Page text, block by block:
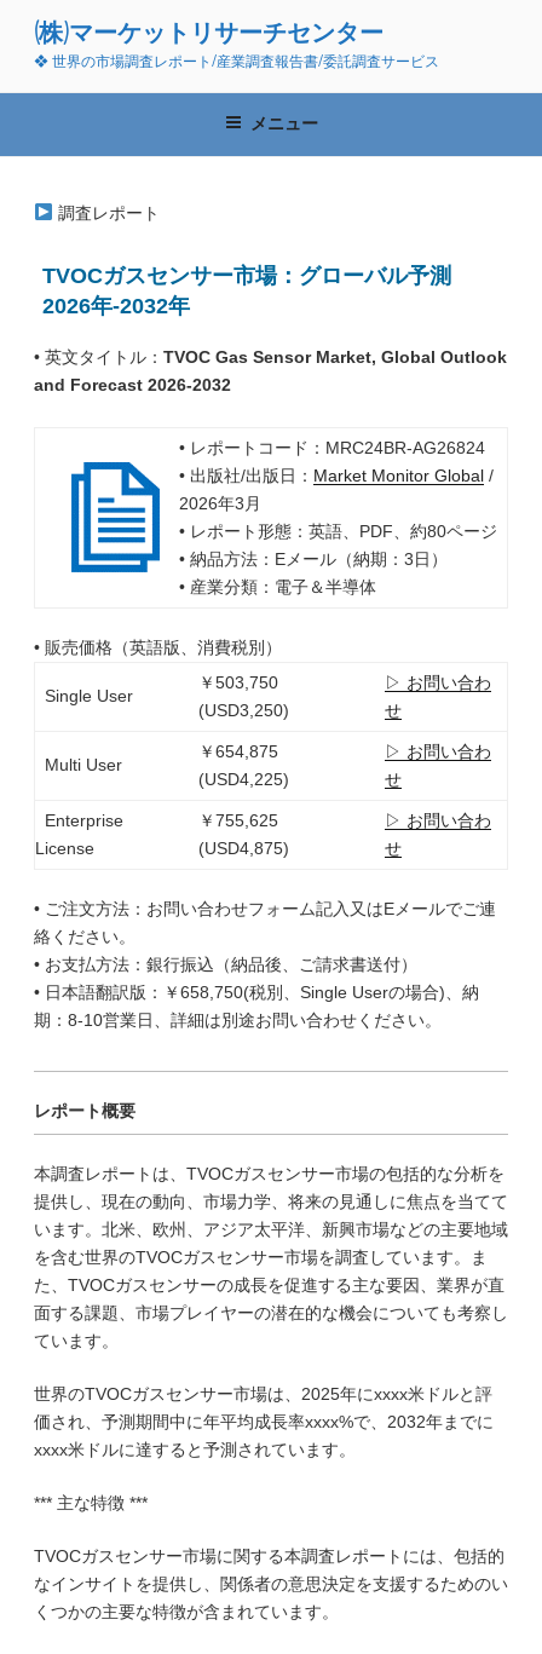
ン
(株)マーケットリサーチセンター
❖ 世界の市場調査レポート/産業調査報告書/委託調査サービス
メニュー
調査レポート
TVOCガスセンサー市場：グローバル予測
2026年-2032年
• 英文タイトル： TVOC Gas Sensor Market, Global Outlook
and Forecast 2026-2032
• レポートコード：MRC24BR-AG26824
• 出版社/出版日： Market Monitor Global/
2026年3月
• レポート形態：英語、PDF、約80ページ
• 納品方法：Eメール（納期：3日）
• 産業分類：電子＆半導体
• 販売価格（英語版、消費税別）
Single User
￥503,750
(USD3,250)
▷ お問い合わ
せ
Multi User
￥654,875
(USD4,225)
▷ お問い合わ
せ
Enterprise
License
￥755,625
(USD4,875)
▷ お問い合わ
せ
• ご注文方法：お問い合わせフォーム記入又はEメールでご連
絡ください。
• お支払方法：銀行振込（納品後、ご請求書送付）
• 日本語翻訳版：￥658,750(税別、Single Userの場合)、納
期：8-10営業日、詳細は別途お問い合わせください。
レポート概要
本調査レポートは、TVOCガスセンサー市場の包括的な分析を
提供し、現在の動向、市場力学、将来の見通しに焦点を当てて
います。北米、欧州、アジア太平洋、新興市場などの主要地域
を含む世界のTVOCガスセンサー市場を調査しています。ま
た、TVOCガスセンサーの成長を促進する主な要因、業界が直
面する課題、市場プレイヤーの潜在的な機会についても考察し
ています。
世界のTVOCガスセンサー市場は、2025年にxxxx米ドルと評
価され、予測期間中に年平均成長率xxxx%で、2032年までに
xxxx米ドルに達すると予測されています。
*** 主な特徴 ***
TVOCガスセンサー市場に関する本調査レポートには、包括的
なインサイトを提供し、関係者の意思決定を支援するためのい
くつかの主要な特徴が含まれています。